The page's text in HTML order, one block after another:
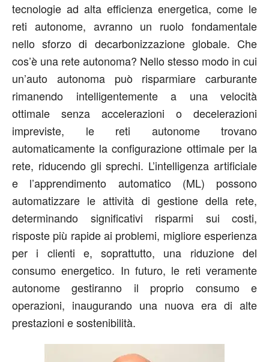
tecnologie ad alta efficienza energetica, come le
reti autonome, avranno un ruolo fondamentale
nello sforzo di decarbonizzazione globale. Che
cos’è una rete autonoma? Nello stesso modo in cui
un’auto autonoma può risparmiare carburante
rimanendo intelligentemente a una velocità
ottimale senza accelerazioni o decelerazioni
impreviste, le reti autonome trovano
automaticamente la configurazione ottimale per la
rete, riducendo gli sprechi. L’intelligenza artificiale
e l’apprendimento automatico (ML) possono
automatizzare le attività di gestione della rete,
determinando significativi risparmi sui costi,
risposte più rapide ai problemi, migliore esperienza
per i clienti e, soprattutto, una riduzione del
consumo energetico. In futuro, le reti veramente
autonome gestiranno il proprio consumo e
operazioni, inaugurando una nuova era di alte
prestazioni e sostenibilità.